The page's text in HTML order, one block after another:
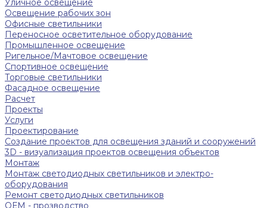
Уличное освещение
Освещение рабочих зон
Офисные светильники
Переносное осветительное оборудование
Промышленное освещение
Ригельное/Мачтовое освещение
Спортивное освещение
Торговые светильники
Фасадное освещение
Расчет
Проекты
Услуги
Проектирование
Создание проектов для освещения зданий и сооружений
3D - визуализация проектов освещения объектов
Монтаж
Монтаж светодиодных светильников и электро-
оборудования
Ремонт светодиодных светильников
ОЕМ - прозводство